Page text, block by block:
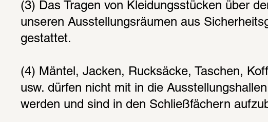
(3) Das Tragen von Kleidungsstücken über
unseren Ausstellungsräumen aus
gestattet.
(4) Mäntel, Jacken, Rucksäcke, Taschen,
usw. dürfen nicht mit in die
werden und sind in den Schließfächern